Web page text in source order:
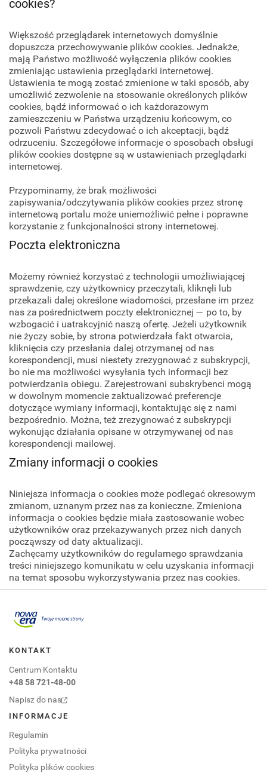
cookies?
Większość przeglądarek internetowych domyślnie
dopuszcza przechowywanie plików cookies. Jednakże,
mają Państwo możliwość wyłączenia plików cookies
zmieniając ustawienia przeglądarki internetowej.
Ustawienia te mogą zostać zmienione w taki sposób, aby
umożliwić zezwolenie na stosowanie określonych plików
cookies, bądź informować o ich każdorazowym
zamieszczeniu w Państwa urządzeniu końcowym, co
pozwoli Państwu zdecydować o ich akceptacji, bądź
odrzuceniu. Szczegółowe informacje o sposobach obsługi
plików cookies dostępne są w ustawieniach przeglądarki
internetowej.
Przypominamy, że brak możliwości
zapisywania/odczytywania plików cookies przez stronę
internetową portalu może uniemożliwić pełne i poprawne
korzystanie z funkcjonalności strony internetowej.
Poczta elektroniczna
Możemy również korzystać z technologii umożliwiającej
sprawdzenie, czy użytkownicy przeczytali, kliknęli lub
przekazali dalej określone wiadomości, przesłane im przez
nas za pośrednictwem poczty elektronicznej — po to, by
wzbogacić i uatrakcyjnić naszą ofertę. Jeżeli użytkownik
nie życzy sobie, by strona potwierdzała fakt otwarcia,
kliknięcia czy przesłania dalej otrzymanej od nas
korespondencji, musi niestety zrezygnować z subskrypcji,
bo nie ma możliwości wysyłania tych informacji bez
potwierdzania obiegu. Zarejestrowani subskrybenci mogą
w dowolnym momencie zaktualizować preferencje
dotyczące wymiany informacji, kontaktując się z nami
bezpośrednio. Można, też zrezygnować z subskrypcji
wykonując działania opisane w otrzymywanej od nas
korespondencji mailowej.
Zmiany informacji o cookies
Niniejsza informacja o cookies może podlegać okresowym
zmianom, uznanym przez nas za konieczne. Zmieniona
informacja o cookies będzie miała zastosowanie wobec
użytkowników oraz przekazywanych przez nich danych
począwszy od daty aktualizacji.
Zachęcamy użytkowników do regularnego sprawdzania
treści niniejszego komunikatu w celu uzyskania informacji
na temat sposobu wykorzystywania przez nas cookies.
KONTAKT
Centrum Kontaktu
+48 58 721-48-00
Napisz do nas
INFORMACJE
Regulamin
Polityka prywatności
Polityka plików cookies